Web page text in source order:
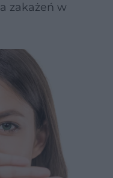
zakażeń w